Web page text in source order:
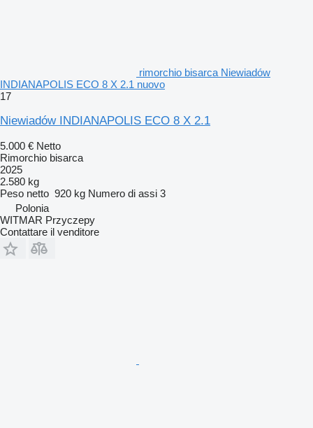
rimorchio bisarca Niewiadów
INDIANAPOLIS ECO 8 X 2.1 nuovo
17
Niewiadów INDIANAPOLIS ECO 8 X 2.1
5.000 € Netto
Rimorchio bisarca
2025
2.580 kg
Peso netto 920 kg Numero di assi 3
Polonia
WITMAR Przyczepy
Contattare il venditore